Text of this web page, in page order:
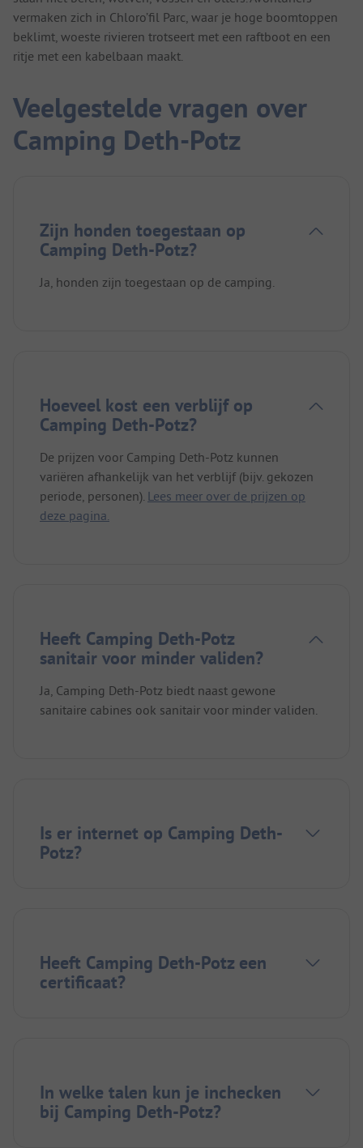
vermaken zich in Chloro’fil Parc, waar je hoge boomtoppen
beklimt, woeste rivieren trotseert met een raftboot en een
ritje met een kabelbaan maakt.
Veelgestelde vragen over
Camping Deth-Potz
Zijn honden toegestaan op
Camping Deth-Potz?
Ja, honden zijn toegestaan op de camping.
Hoeveel kost een verblijf op
Camping Deth-Potz?
De prijzen voor Camping Deth-Potz kunnen
variëren afhankelijk van het verblijf (bijv. gekozen
periode, personen). Lees meer over de prijzen op
deze pagina.
Heeft Camping Deth-Potz
sanitair voor minder validen?
Ja, Camping Deth-Potz biedt naast gewone
sanitaire cabines ook sanitair voor minder validen.
Is er internet op Camping Deth-
Potz?
Heeft Camping Deth-Potz een
certificaat?
In welke talen kun je inchecken
bij Camping Deth-Potz?